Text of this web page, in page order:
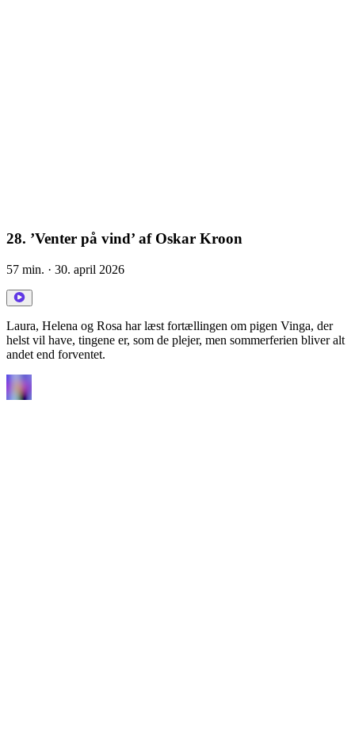
28. ’Venter på vind’ af Oskar Kroon
57 min. · 30. april 2026
Laura, Helena og Rosa har læst fortællingen om pigen Vinga, der
helst vil have, tingene er, som de plejer, men sommerferien bliver alt
andet end forventet.